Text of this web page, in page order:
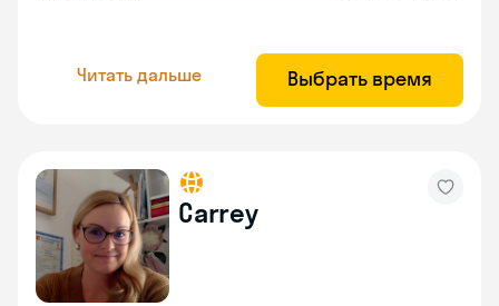
Читать дальше Выбрать время
Carrey